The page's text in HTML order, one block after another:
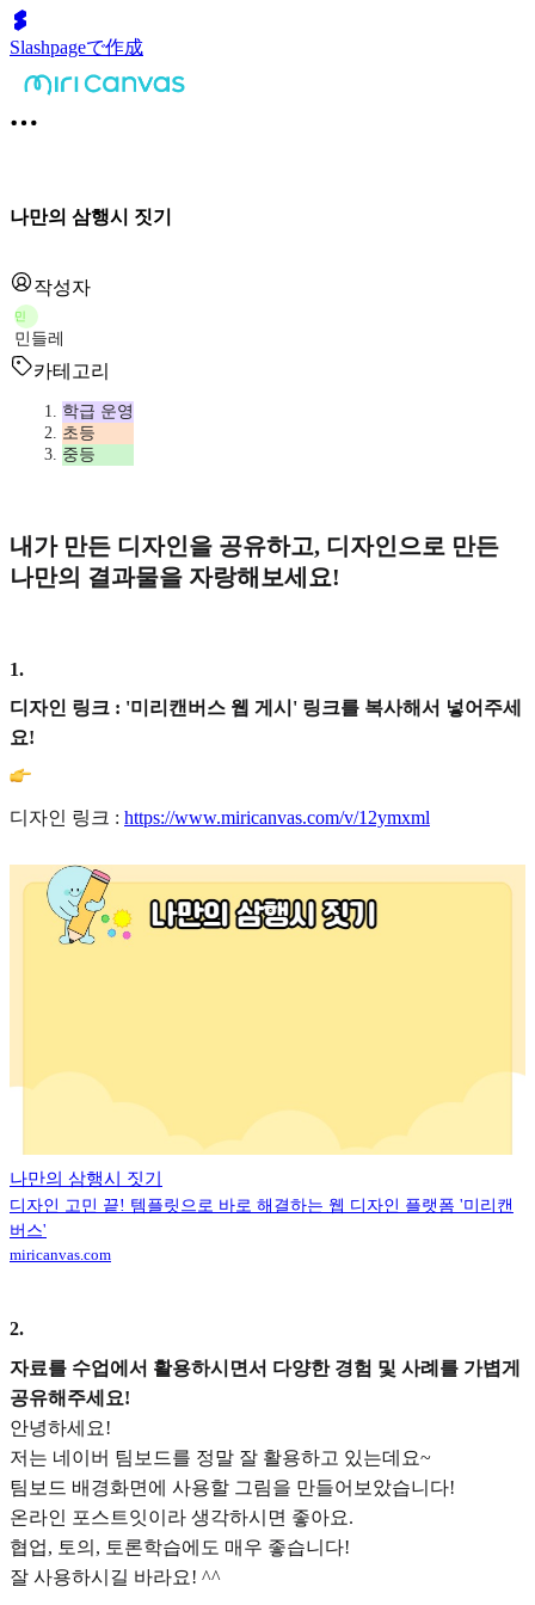
Slashpageで作成
나만의 삼행시 짓기
작성자
민
민들레
카테고리
학급 운영
초등
중등
내가 만든 디자인을 공유하고, 디자인으로 만든
나만의 결과물을 자랑해보세요!
1.
디자인 링크 : '미리캔버스 웹 게시' 링크를 복사해서 넣어주세
요!
디자인 링크 : https://www.miricanvas.com/v/12ymxml
나만의 삼행시 짓기
디자인 고민 끝! 템플릿으로 바로 해결하는 웹 디자인 플랫폼 '미리캔
버스'
miricanvas.com
2.
자료를 수업에서 활용하시면서 다양한 경험 및 사례를 가볍게
공유해주세요!
안녕하세요!
저는 네이버 팀보드를 정말 잘 활용하고 있는데요~
팀보드 배경화면에 사용할 그림을 만들어보았습니다!
온라인 포스트잇이라 생각하시면 좋아요.
협업, 토의, 토론학습에도 매우 좋습니다!
잘 사용하시길 바라요! ^^